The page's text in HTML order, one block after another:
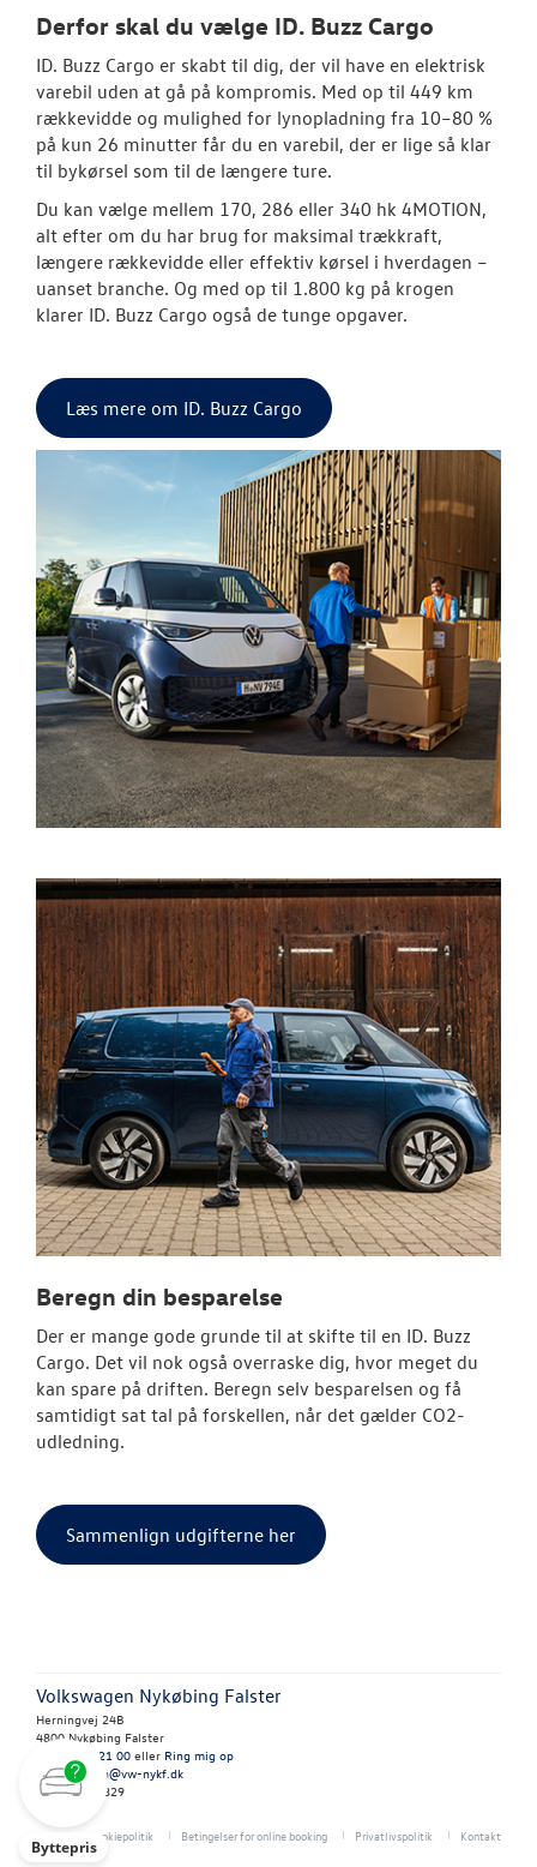
Book en
Byg din
Garanti
BRUGTE BILER
VÆRKSTED
TILBEHØR
RESERVEDELE
NYHEDER
OM OS
JOB OG
Derfor skal du vælge ID. Buzz Cargo
ID. Buzz Cargo er skabt til dig, der vil have en elektrisk
varebil uden at gå på kompromis. Med op til 449 km
rækkevidde og mulighed for lynopladning fra 10–80 %
på kun 26 minutter får du en varebil, der er lige så klar
til bykørsel som til de længere ture.
Du kan vælge mellem 170, 286 eller 340 hk 4MOTION,
alt efter om du har brug for maksimal trækkraft,
længere rækkevidde eller effektiv kørsel i hverdagen –
uanset branche. Og med op til 1.800 kg på krogen
klarer ID. Buzz Cargo også de tunge opgaver.
Læs mere om ID. Buzz Cargo
Beregn din besparelse
Der er mange gode grunde til at skifte til en ID. Buzz
Cargo. Det vil nok også overraske dig, hvor meget du
kan spare på driften. Beregn selv besparelsen og få
samtidigt sat tal på forskellen, når det gælder CO2-
udledning.
Sammenlign udgifterne her
Volkswagen Nykøbing Falster
Herningvej 24B
4800 Nykøbing Falster
54 82 21 00 eller Ring mig op
E-mail: brian@vw-nykf.dk
CVR: 41814829
Cookiepolitik Betingelser for online booking Privatlivspolitik Kontakt
Byttepris